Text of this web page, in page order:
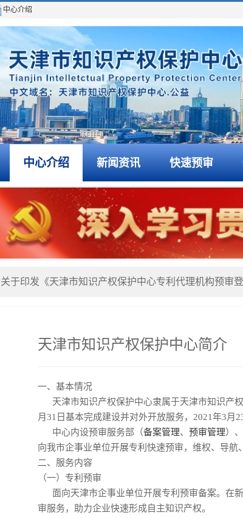
中心介绍
中心介绍 新闻资讯 快速预审
关于印发《天津市知识产权保护中心专利代理机构分级
关于印发《天津市知识产权保护中心专利代理机构预审
关于开展2026年度天津市知识产权保护中心满意度调查工
天津市知识产权保护中心简介
一、基本情况
天津市知识产权保护中心隶属于天津市知识产权
月31日基本完成建设并对外开放服务，2021年3月
中心内设预审服务部（备案管理、 预审管理）
向我市企事业单位开展专利快速预审，维权、导航
二、服务内容
（一）专利预审
面向天津市企事业单位开展专利预审备案。在
审服务，助力企业快速形成自主知识产权。